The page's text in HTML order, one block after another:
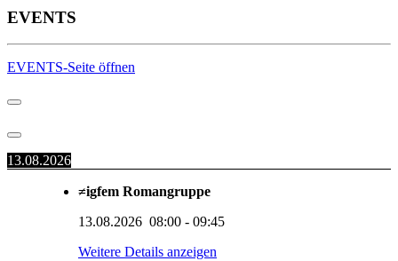
EVENTS
EVENTS-Seite öffnen
13.08.2026
≠igfem Romangruppe
13.08.2026 08:00 - 09:45
Weitere Details anzeigen